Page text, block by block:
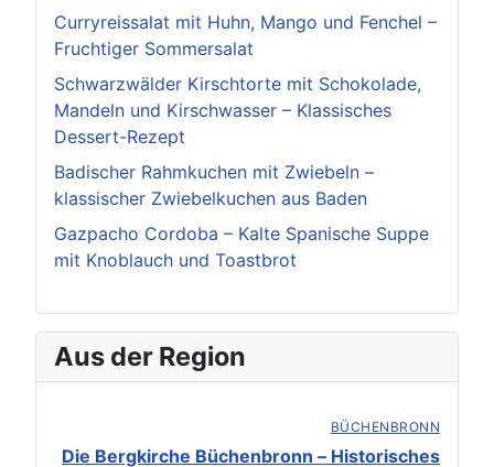
Curryreissalat mit Huhn, Mango und Fenchel –
Fruchtiger Sommersalat
Schwarzwälder Kirschtorte mit Schokolade,
Mandeln und Kirschwasser – Klassisches
Dessert-Rezept
Badischer Rahmkuchen mit Zwiebeln –
klassischer Zwiebelkuchen aus Baden
Gazpacho Cordoba – Kalte Spanische Suppe
mit Knoblauch und Toastbrot
Aus der Region
BÜCHENBRONN
Die Bergkirche Büchenbronn – Historisches